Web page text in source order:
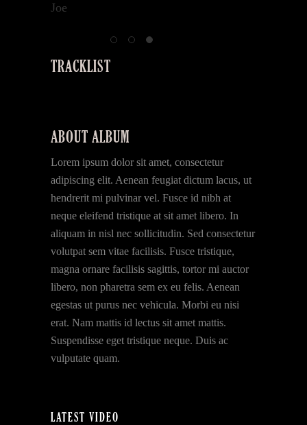
Joe
TRACKLIST
ABOUT ALBUM
Lorem ipsum dolor sit amet, consectetur
adipiscing elit. Aenean feugiat dictum lacus, ut
hendrerit mi pulvinar vel. Fusce id nibh at
neque eleifend tristique at sit amet libero. In
aliquam in nisl nec sollicitudin. Sed consectetur
volutpat sem vitae facilisis. Fusce tristique,
magna ornare facilisis sagittis, tortor mi auctor
libero, non pharetra sem ex eu felis. Aenean
egestas ut purus nec vehicula. Morbi eu nisi
erat. Nam mattis id lectus sit amet mattis.
Suspendisse eget tristique neque. Duis ac
vulputate quam.
LATEST VIDEO